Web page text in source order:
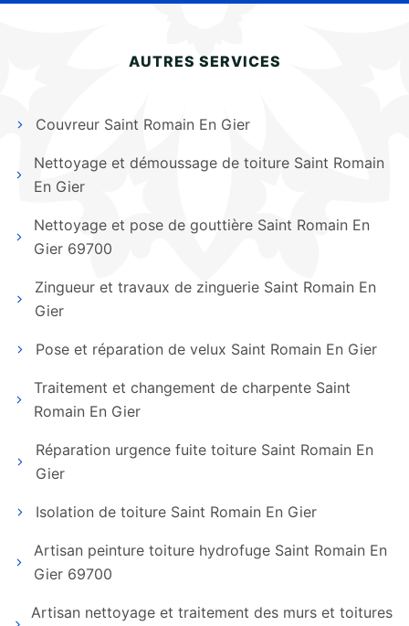
AUTRES SERVICES
Couvreur Saint Romain En Gier
Nettoyage et démoussage de toiture Saint Romain
En Gier
Nettoyage et pose de gouttière Saint Romain En
Gier 69700
Zingueur et travaux de zinguerie Saint Romain En
Gier
Pose et réparation de velux Saint Romain En Gier
Traitement et changement de charpente Saint
Romain En Gier
Réparation urgence fuite toiture Saint Romain En
Gier
Isolation de toiture Saint Romain En Gier
Artisan peinture toiture hydrofuge Saint Romain En
Gier 69700
Artisan nettoyage et traitement des murs et toitures